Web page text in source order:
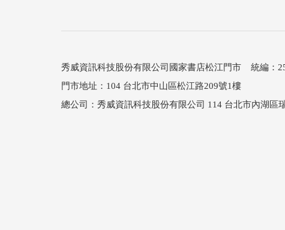
秀威資訊科技股份有限公司國家書店松江門市 統編：
門市地址：104 台北市中山區松江路209號1樓
總公司：秀威資訊科技股份有限公司 114 台北市內湖區